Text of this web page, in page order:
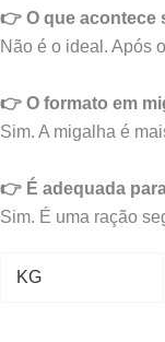
👉 O que acontece
Não é o ideal. Após
👉 O formato em
Sim. A migalha é
👉 É adequada
Sim. É uma ração
KG